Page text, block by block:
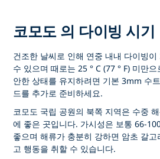
코모도 의 다이빙 시기
건조한 날씨로 인해 연중 내내 다이빙
수 있으며 때로는 25 ° C (77 ° F) 미만
안한 상태를 유지하려면 기본 3mm 수
드를 추가로 준비하세요.
코모도 국립 공원의 북쪽 지역은 수중
에 좋은 곳입니다. 가시성은 보통 66-
좋으며 해류가 충분히 강하면 암초 갈
고 행동을 취할 수 있습니다.